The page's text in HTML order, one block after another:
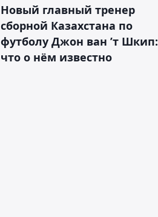
Новый главный тренер
сборной Казахстана по
футболу Джон ван ’т Шкип:
что о нём известно